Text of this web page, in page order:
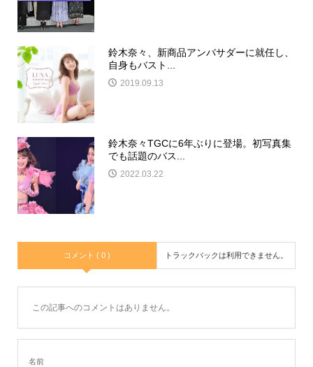
鈴木奈々、新商品アンバサダーに就任し、
自身もバスト...
2019.09.13
鈴木奈々TGCに6年ぶりに登場。初写真集
でも話題のバス...
2022.03.22
コメント ( 0 ) トラックバックは利用できません。
この記事へのコメントはありません。
名前